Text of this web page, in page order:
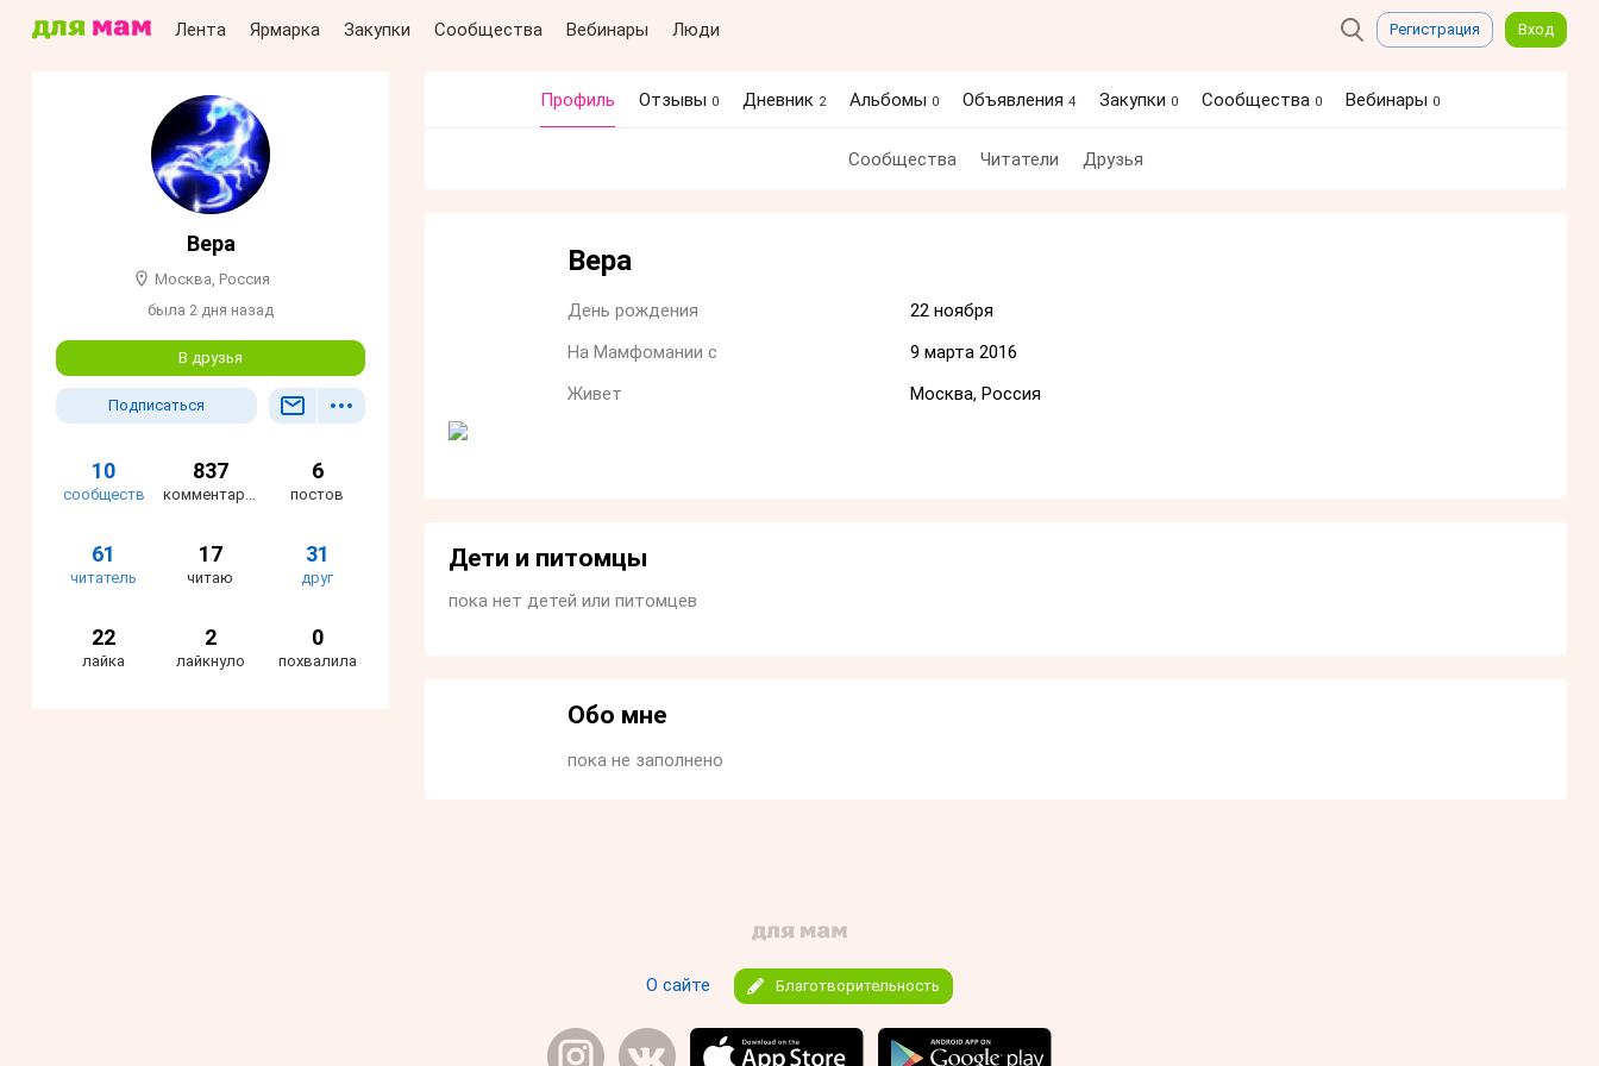
Лента Ярмарка Закупки Сообщества Вебинары Люди Регистрация Вход
Вера
Москва, Россия
была 2 дня назад
В друзья
Подписаться
10
сообществ
837
комментариев
6
постов
61
читатель
17
читаю
31
друг
22
лайка
2
лайкнуло
0
похвалила
Профиль Отзывы 0 Дневник 2 Альбомы 0 Объявления 4 Закупки 0 Сообщества 0 Вебинары 0
Сообщества Читатели Друзья
Вера
День рождения
22 ноября
На Мамфомании с
9 марта 2016
Живет
Москва, Россия
Дети и питомцы
пока нет детей или питомцев
Обо мне
пока не заполнено
О сайте Благотворительность